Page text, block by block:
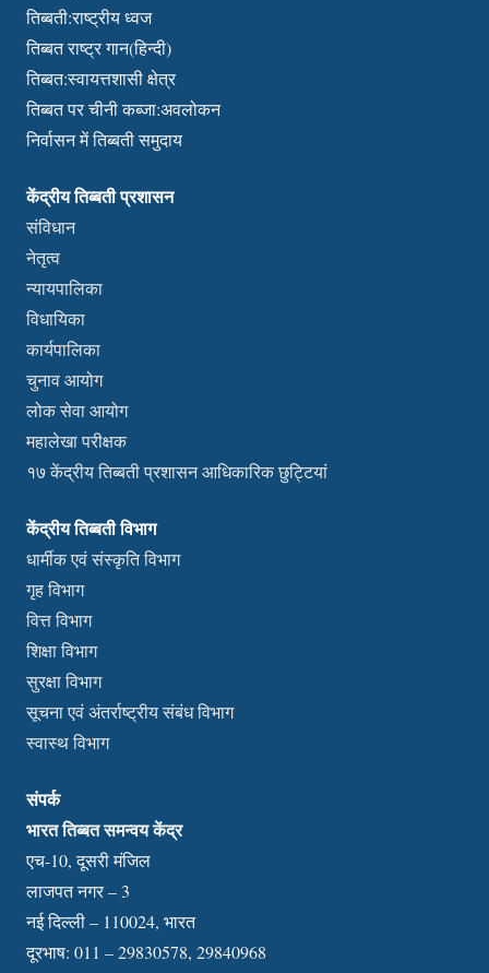
तिब्बती:राष्ट्रीय ध्वज
तिब्बत राष्ट्र गान(हिन्दी)
तिब्बत:स्वायत्तशासी क्षेत्र
तिब्बत पर चीनी कब्जा:अवलोकन
निर्वासन में तिब्बती समुदाय
केंद्रीय तिब्बती प्रशासन
संविधान
नेतृत्व
न्यायपालिका
विधायिका
कार्यपालिका
चुनाव आयोग
लोक सेवा आयोग
महालेखा परीक्षक
१७ केंद्रीय तिब्बती प्रशासन आधिकारिक छुट्टियां
केंद्रीय तिब्बती विभाग
धार्मीक एवं संस्कृति विभाग
गृह विभाग
वित्त विभाग
शिक्षा विभाग
सुरक्षा विभाग
सूचना एवं अंतर्राष्ट्रीय संबंध विभाग
स्वास्थ विभाग
संपर्क
भारत तिब्बत समन्वय केंद्र
एच-10, दूसरी मंजिल
लाजपत नगर – 3
नई दिल्ली – 110024, भारत
दूरभाष: 011 – 29830578, 29840968